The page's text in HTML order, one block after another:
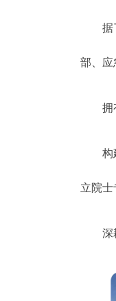
据
部、应
拥
构
立院
深